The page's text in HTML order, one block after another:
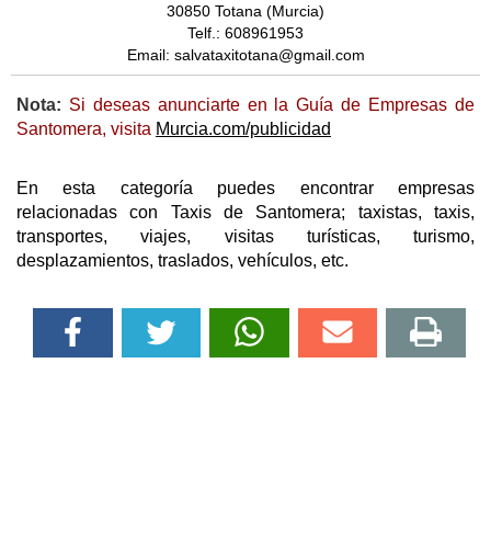
30850 Totana (Murcia)
Telf.: 608961953
Email: salvataxitotana@gmail.com
Nota: Si deseas anunciarte en la Guía de Empresas de
Santomera, visita Murcia.com/publicidad
En esta categoría puedes encontrar empresas
relacionadas con Taxis de Santomera; taxistas, taxis,
transportes, viajes, visitas turísticas, turismo,
desplazamientos, traslados, vehículos, etc.